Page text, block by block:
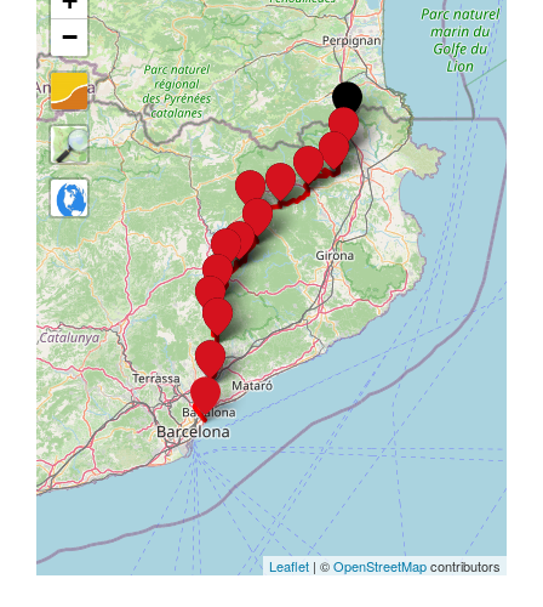
−
Leaflet | ©OpenStreetMapcontributors